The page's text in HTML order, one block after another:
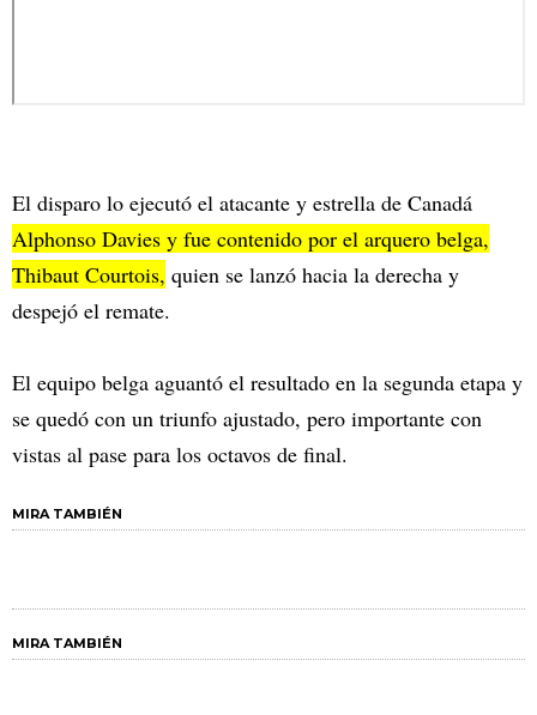
El disparo lo ejecutó el atacante y estrella de Canadá
Alphonso Davies y fue contenido por el arquero belga,
Thibaut Courtois, quien se lanzó hacia la derecha y
despejó el remate.
El equipo belga aguantó el resultado en la segunda etapa y
se quedó con un triunfo ajustado, pero importante con
vistas al pase para los octavos de final.
MIRA TAMBIÉN
MIRA TAMBIÉN